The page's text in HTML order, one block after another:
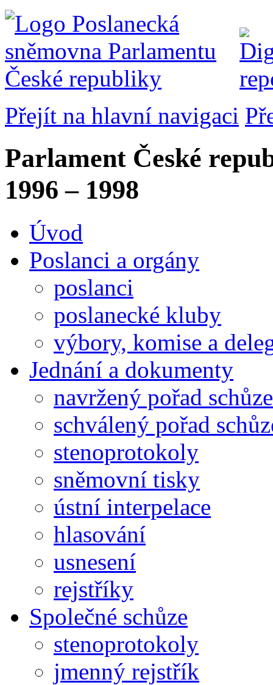
Přejít na hlavní navigaci
Parlament České
1996 – 1998
Úvod
Poslanci a orgány
poslanci
poslanecké kluby
výbory, komise a
Jednání a dokumenty
navržený pořad schůze
schválený pořad
stenoprotokoly
sněmovní tisky
ústní interpelace
hlasování
usnesení
rejstříky
Společné schůze
stenoprotokoly
jmenný rejstřík